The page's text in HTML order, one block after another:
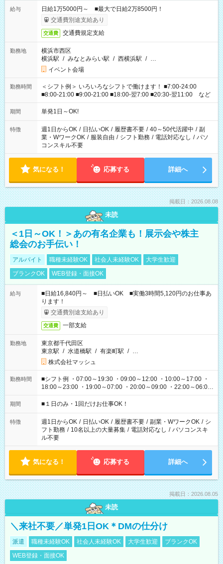
給与
日給1万5000円～ ■最大で日給2万8500円！
交通費別途支給あり
交通費 交通費規定支給
勤務地
横浜市西区
横浜駅 / みなとみらい駅 / 西横浜駅 / …
イベント会場
勤務時間
＜シフト例＞ いろいろなシフトで働けます！ ■7:00-24:00
■8:00-21:00 ■9:00-21:00 ■18:00-翌7:00 ■20:30-翌11:00 など
期間 単発1日～OK!
特徴 週1日からOK / 日払いOK / 履歴書不要 / 40～50代活躍中 / 副
業・WワークOK / 服装自由 / シフト勤務 / 電話対応なし / パソ
コンスキル不要
気になる！ 応募する 詳細へ
掲載日：2026.08.08
未読
＜1日～OK！＞あの有名企業も！展示会や株主
総会のお手伝い！
アルバイト 職種未経験OK 社会人未経験OK
大学生歓迎
ブランクOK
WEB登録・面接OK
給与
■日給16,840円～ ■日払いOK ■実働3時間5,120円のお仕事あ
ります！
交通費別途支給あり
交通費 一部支給
勤務地
東京都千代田区
東京駅 / 水道橋駅 / 有楽町駅 / …
株式会社マッシュ
勤務時間
■シフト例 ・07:00～19:30 ・09:00～12:00 ・10:00～17:00 ・
18:00～23:00 ・19:00～07:00 ・20:00～09:00 ・22:00～06:00
etc ★最短で3時間で5,120円のお仕事から 15時間で2万円近く稼
げるお仕事も！ ご希望のお時間に合わせてご紹介！ ※シフトは
ください！
期間 ■１日のみ・1回だけお仕事OK！
特徴 週1日からOK / 日払いOK / 履歴書不要 / 副業・WワークOK / シ
フト勤務 / 10名以上の大量募集 / 電話対応なし / パソコンスキ
ル不要
気になる！ 応募する 詳細へ
掲載日：2026.08.05
未読
＼来社不要／単発1日OK＊DMの仕分け
派遣 職種未経験OK 社会人未経験OK 大学生歓迎
ブランクOK
WEB登録・面接OK